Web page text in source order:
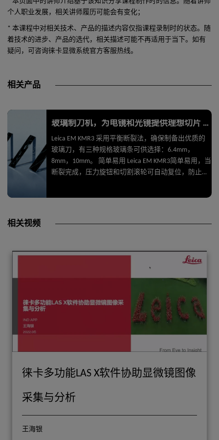
个人职业发展，相关讲师履历可能会有变化；
* 本课程中对相关技术、产品的描述内容仅指课程录制时的状态。随
着技术的进步、产品的选代，相关描述可能不再适用于当下。如有
疑问，可咨询徕卡显微系统官方客服热线。
相关产品
玻璃制刀机，为电镜和光镜提供理想切片 Leica EM KMR3
Leica EM KMR3 采用平衡断裂法，确保制备出优质的
玻璃刀，有三种规格玻璃条可供选择：6.4mm，
8mm，10mm。 简单易用 Leica EM KMR3简单易用，当
断裂完成，压力旋钮和切割滚轮可自动复位，防止误
相关视频
徕卡多功能LAS X软件协助显微镜图像
采集与分析
王海银